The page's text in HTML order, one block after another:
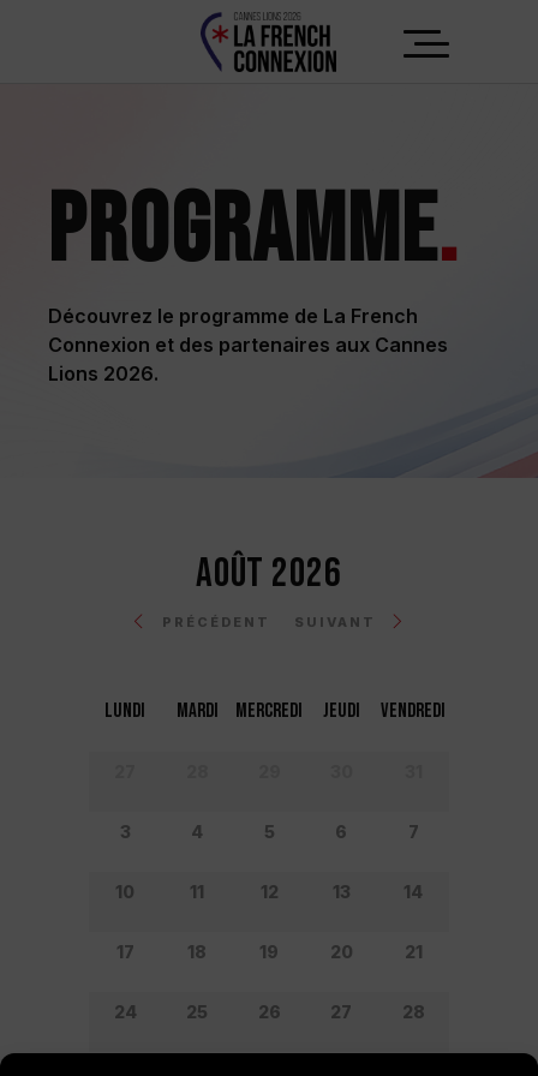
PROGRAMME.
Découvrez le programme de La French
Connexion et des partenaires aux Cannes
Lions 2026.
PRÉCÉDENT
AOÛT 2026
SUIVANT
LUNDI MARDI MERCREDI JEUDI VENDREDI
3 4 5 6 7
10 11 12 13 14
17 18 19 20 21
24 25 26 27 28